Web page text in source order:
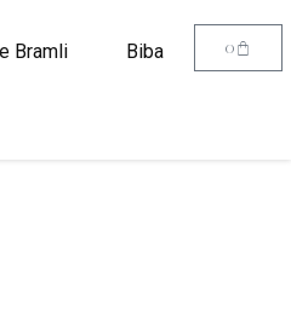
0
Bramli Biba